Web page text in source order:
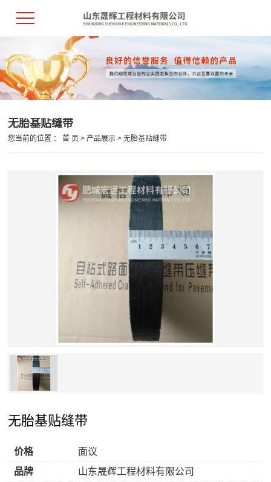
无胎基贴缝带
您当前的位置 ：首 页 >产品展示 >无胎基贴缝带
无胎基贴缝带
价格
面议
品牌
山东晟辉工程材料有限公司